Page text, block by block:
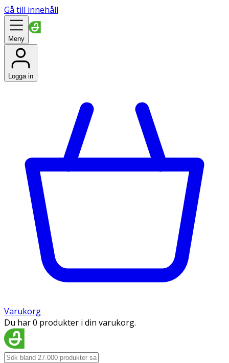
Gå till innehåll
Meny
Logga in
Varukorg
Du har 0 produkter i din varukorg.